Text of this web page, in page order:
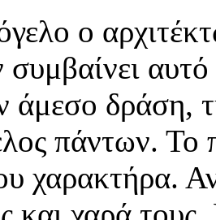
ο
άμεσο δράση,
πάντων.
χαρακτήρα.